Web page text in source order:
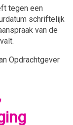
tegen een
schriftelijk
van de
Opdrachtgever